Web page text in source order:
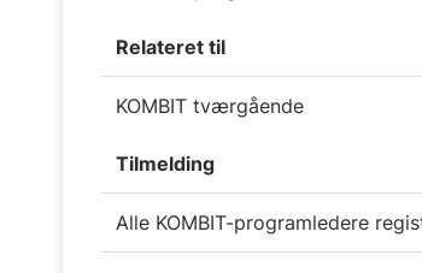
Relateret til
KOMBIT tværgående
Tilmelding
Alle KOMBIT-programledere